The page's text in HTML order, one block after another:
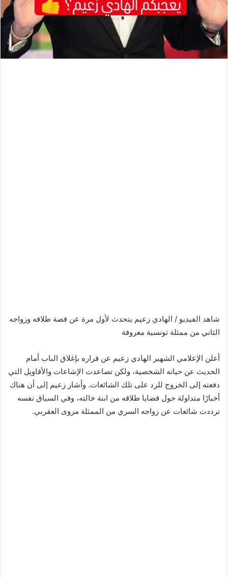
شاهد الفيديو / الهادي زعيم يتحدث لأول مرة عن قصة طلاقه وزواجه
الثاني من ممثلة تونسية معروفة
أعلن الإعلامي الشهير الهادي زعيم عن قراره بإغلاق الباب أمام
الحديث عن حياته الشخصية، ولكن تصاعدت الإشاعات والأقاويل التي
دفعته إلى الخروج للرد على تلك الشائعات. وأشار زعيم إلى أن هناك
أخبارًا متداولة حول قضايا طلاقه من ابنة خالته، وفي السياق نفسه
ترددت شائعات عن زواجه السري من الممثلة مروى العقربي.